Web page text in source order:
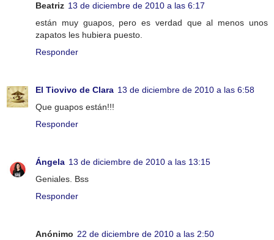
Beatriz 13 de diciembre de 2010 a las 6:17
están muy guapos, pero es verdad que al menos unos
zapatos les hubiera puesto.
Responder
El Tiovivo de Clara 13 de diciembre de 2010 a las 6:58
Que guapos están!!!
Responder
Ángela 13 de diciembre de 2010 a las 13:15
Geniales. Bss
Responder
Anónimo 22 de diciembre de 2010 a las 2:50